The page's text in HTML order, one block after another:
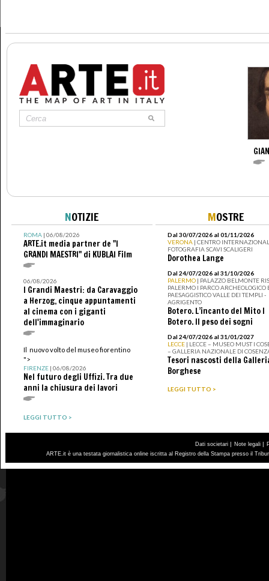
NOTIZIE
ROMA| 06/08/2026
ARTE.it media partner de "I
GRANDI MAESTRI" di KUBLAI Film
06/08/2026
I Grandi Maestri: da Caravaggio
a Herzog, cinque appuntamenti
al cinema con i giganti
dell'immaginario
Il nuovo volto del museo fiorentino
">
FIRENZE| 06/08/2026
Nel futuro degli Uffizi. Tra due
anni la chiusura dei lavori
LEGGI TUTTO >
MOSTRE
Dal 30/07/2026 al 01/11/2026
VERONA | CENTRO
FOTOGRAFIA SCAVI SCALIGERI
Dorothea Lange
Dal 24/07/2026 al 31/10/2026
PALERMO | PALAZZO BELMONTE
PALERMO I PARCO ARCHEOLOGICO
PAESAGGISTICO VALLE DEI TEMPLI -
AGRIGENTO
Botero. L’incanto del Mito I
Botero. Il peso dei sogni
Dal 24/07/2026 al 31/01/2027
LECCE | LECCE – MUSEO MUST I
– GALLERIA NAZIONALE DI
Tesori nascosti della
Borghese
LEGGI TUTTO >
Dati societari | Note legali |
ARTE.it è una testata giornalistica online iscritta al Registro della Stampa presso il